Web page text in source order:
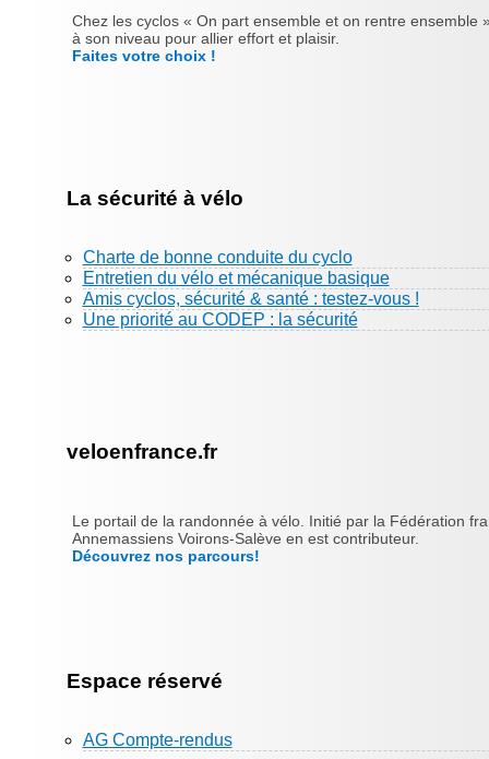
Chez les cyclos « On part ensemble et on rentre
à son niveau pour allier effort et plaisir.
Faites votre choix !
La sécurité à vélo
Charte de bonne conduite du cyclo
Entretien du vélo et mécanique basique
Amis cyclos, sécurité & santé : testez-vous !
Une priorité au CODEP : la sécurité
veloenfrance.fr
Le portail de la randonnée à vélo. Initié par la Fédération
Annemassiens Voirons-Salève en est contributeur.
Découvrez nos parcours!
Espace réservé
AG Compte-rendus